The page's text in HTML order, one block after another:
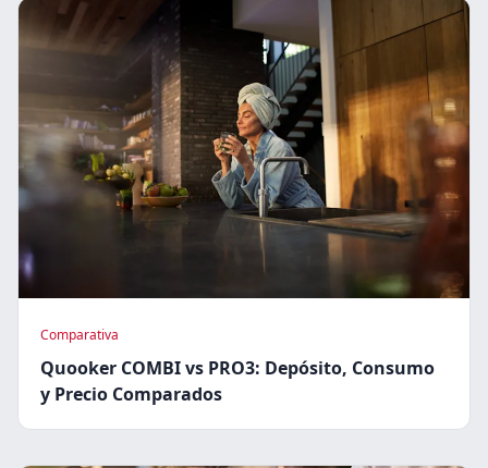
Comparativa
Quooker COMBI vs PRO3: Depósito, Consumo
y Precio Comparados